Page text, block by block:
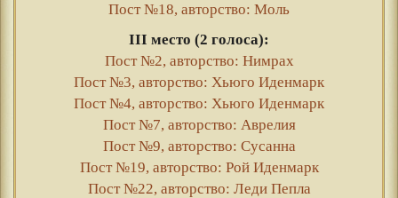
Пост №18, авторство: Моль
III место (2 голоса):
Пост №2, авторство: Нимрах
Пост №3, авторство: Хьюго Иденмарк
Пост №4, авторство: Хьюго Иденмарк
Пост №7, авторство: Аврелия
Пост №9, авторство: Сусанна
Пост №19, авторство: Рой Иденмарк
Пост №22, авторство: Леди Пепла